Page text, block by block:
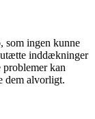
som ingen kunne
utætte inddækninger
problemer kan
dem alvorligt.